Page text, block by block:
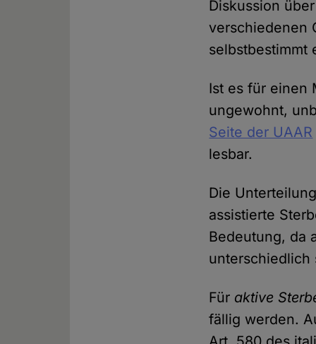
Diskussion
verschiedenen
selbstbestimmt
Ist es für einen
ungewohnt,
Seite der UAAR
lesbar.
Die
assistierte
Bedeutung, da
unterschiedlich
Für aktive
fällig werden.